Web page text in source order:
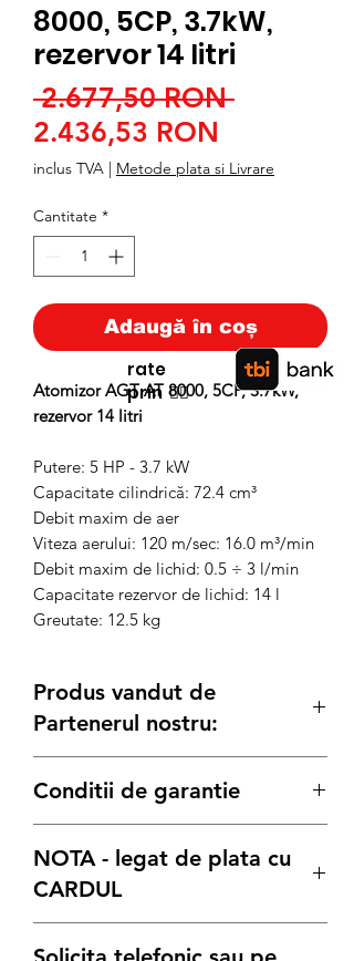
8000, 5CP, 3.7kW,
rezervor 14 litri
2.677,50 RON Preț
2.436,53 RON
redus
inclus TVA | Metode plata si Livrare
Cantitate *
Adaugă în coș
Atomizor AGT AT 8000, 5CP, 3.7kW,
rezervor 14 litri
Putere: 5 HP - 3.7 kW
Capacitate cilindrică: 72.4 cm³
Debit maxim de aer
Viteza aerului: 120 m/sec: 16.0 m³/min
Debit maxim de lichid: 0.5 ÷ 3 l/min
Capacitate rezervor de lichid: 14 l
Greutate: 12.5 kg
Produs vandut de
Partenerul nostru:
Conditii de garantie
Bisonte, este conform legii de:
12 lunipentru achizitiile pe Persoana
NOTA - legat de plata cu
CARDUL
rate
prin 👉🏿